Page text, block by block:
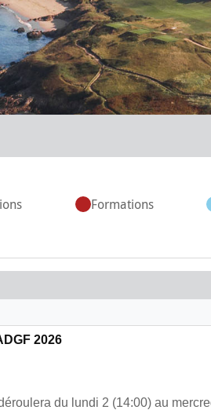
Formations
2026
du lundi 2 (14:00) au